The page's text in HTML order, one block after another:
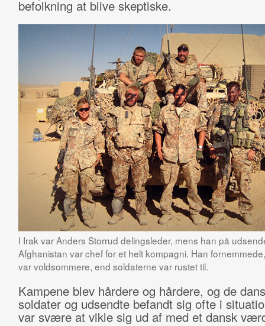
befolkning at blive skeptiske.
I Irak var Anders Storrud delingsleder, mens han på
Afghanistan var chef for et helt kompagni. Han
var voldsommere, end soldaterne var rustet til.
Kampene blev hårdere og hårdere, og de
soldater og udsendte befandt sig ofte i
var svære at vikle sig ud af med et dansk